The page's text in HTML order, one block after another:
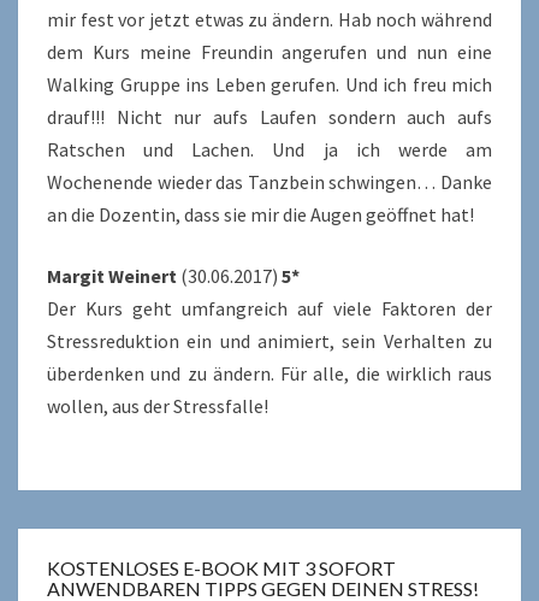
mir fest vor jetzt etwas zu ändern. Hab noch während
dem Kurs meine Freundin angerufen und nun eine
Walking Gruppe ins Leben gerufen. Und ich freu mich
drauf!!! Nicht nur aufs Laufen sondern auch aufs
Ratschen und Lachen. Und ja ich werde am
Wochenende wieder das Tanzbein schwingen… Danke
an die Dozentin, dass sie mir die Augen geöffnet hat!
Margit Weinert (30.06.2017) 5*
Der Kurs geht umfangreich auf viele Faktoren der
Stressreduktion ein und animiert, sein Verhalten zu
überdenken und zu ändern. Für alle, die wirklich raus
wollen, aus der Stressfalle!
KOSTENLOSES E-BOOK MIT 3 SOFORT
ANWENDBAREN TIPPS GEGEN DEINEN STRESS!